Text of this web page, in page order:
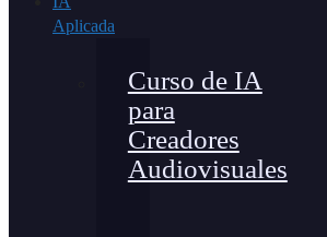
Aplicada
Curso de IA
para
Creadores
Audiovisuales